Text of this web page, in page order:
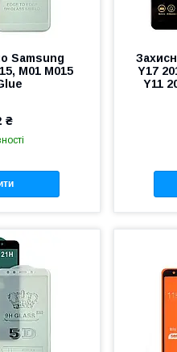
Samsung
M01 M015
₴
Y17
Y11